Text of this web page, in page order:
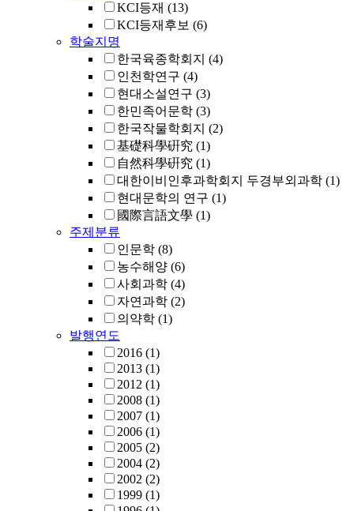
KCI등재 (13)
KCI등재후보 (6)
학술지명
한국육종학회지 (4)
인천학연구 (4)
현대소설연구 (3)
한민족어문학 (3)
한국작물학회지 (2)
基礎科學硏究 (1)
自然科學硏究 (1)
대한이비인후과학회지 두경부외과학 (1)
현대문학의 연구 (1)
國際言語文學 (1)
주제분류
인문학 (8)
농수해양 (6)
사회과학 (4)
자연과학 (2)
의약학 (1)
발행연도
2016 (1)
2013 (1)
2012 (1)
2008 (1)
2007 (1)
2006 (1)
2005 (2)
2004 (2)
2002 (2)
1999 (1)